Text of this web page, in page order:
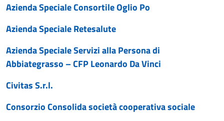
Azienda Speciale Consortile Oglio Po
Azienda Speciale Retesalute
Azienda Speciale Servizi alla Persona di
Abbiategrasso – CFP Leonardo Da Vinci
Civitas S.r.l.
Consorzio Consolida società cooperativa sociale